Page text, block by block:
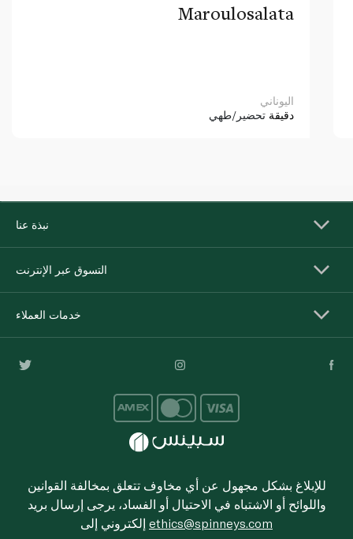
Maroulosalata
اليوناني
دقيقة تحضير/طهي
نبذة عنا
التسوق عبر الإنترنت
خدمات العملاء
للإبلاغ بشكل مجهول عن أي مخاوف تتعلق بمخالفة القوانين
واللوائح أو الاشتباه في الاحتيال أو الفساد، يرجى إرسال بريد
ethics@spinneys.com